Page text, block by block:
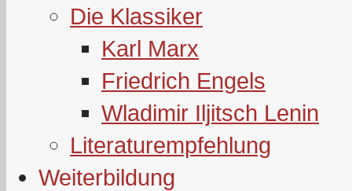
Die Klassiker
Karl Marx
Friedrich Engels
Wladimir Iljitsch Lenin
Literaturempfehlung
Weiterbildung